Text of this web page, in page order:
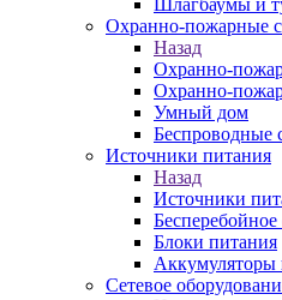
Шлагбаумы и
Охранно-пожарные
Назад
Охранно-
Охранно-
Умный дом
Беспроводные
Источники питания
Назад
Источники
Блоки питания
Аккумуляторы
Сетевое